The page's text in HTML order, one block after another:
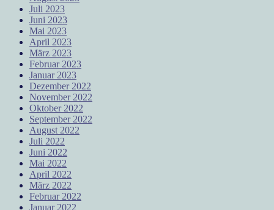
Juli 2023
Juni 2023
Mai 2023
April 2023
März 2023
Februar 2023
Januar 2023
Dezember 2022
November 2022
Oktober 2022
September 2022
August 2022
Juli 2022
Juni 2022
Mai 2022
April 2022
März 2022
Februar 2022
Januar 2022